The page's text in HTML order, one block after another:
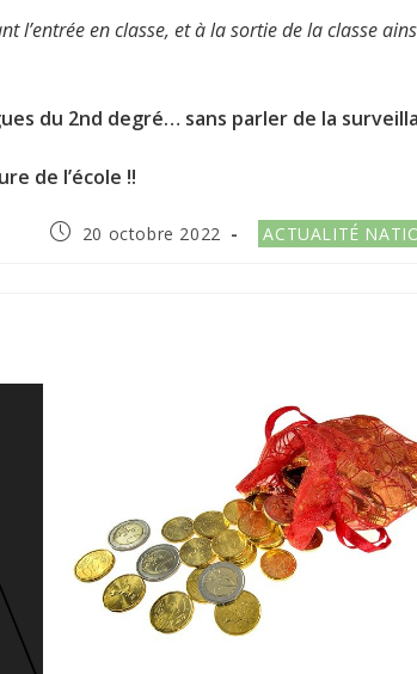
l’entrée en classe, et à la sortie de la classe
du 2nd degré… sans parler de la
de l’école !!
Publication
20 octobre 2022
Post
category:
ACTUALITÉ